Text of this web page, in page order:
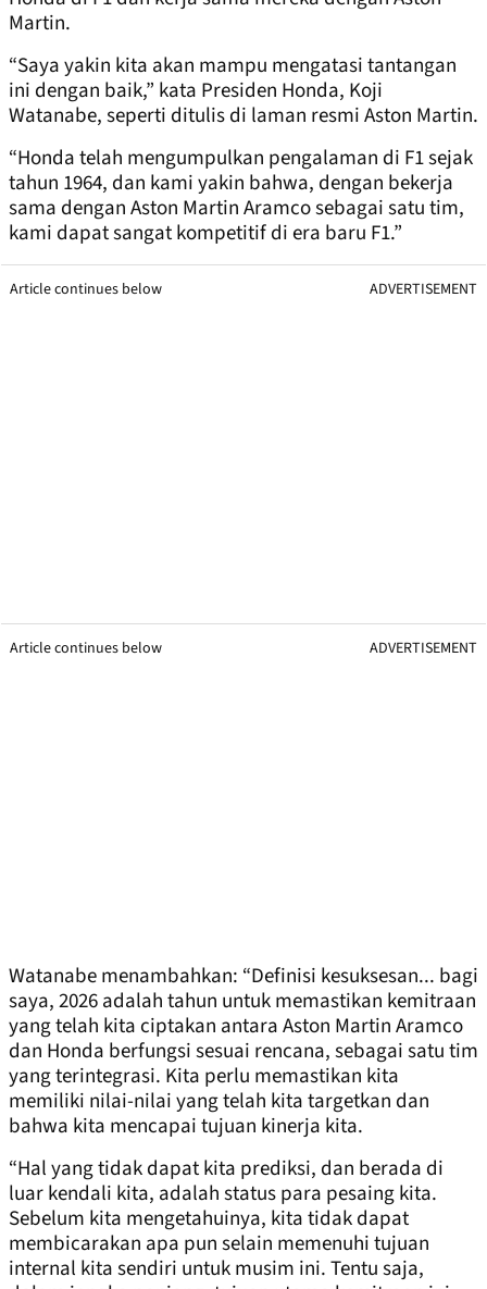
Martin.
“Saya yakin kita akan mampu mengatasi tantangan
ini dengan baik,” kata Presiden Honda, Koji
Watanabe, seperti ditulis di laman resmi Aston Martin.
“Honda telah mengumpulkan pengalaman di F1 sejak
tahun 1964, dan kami yakin bahwa, dengan bekerja
sama dengan Aston Martin Aramco sebagai satu tim,
kami dapat sangat kompetitif di era baru F1.”
Article continues below ADVERTISEMENT
Article continues below ADVERTISEMENT
Watanabe menambahkan: “Definisi kesuksesan... bagi
saya, 2026 adalah tahun untuk memastikan kemitraan
yang telah kita ciptakan antara Aston Martin Aramco
dan Honda berfungsi sesuai rencana, sebagai satu tim
yang terintegrasi. Kita perlu memastikan kita
memiliki nilai-nilai yang telah kita targetkan dan
bahwa kita mencapai tujuan kinerja kita.
“Hal yang tidak dapat kita prediksi, dan berada di
luar kendali kita, adalah status para pesaing kita.
Sebelum kita mengetahuinya, kita tidak dapat
membicarakan apa pun selain memenuhi tujuan
internal kita sendiri untuk musim ini. Tentu saja,